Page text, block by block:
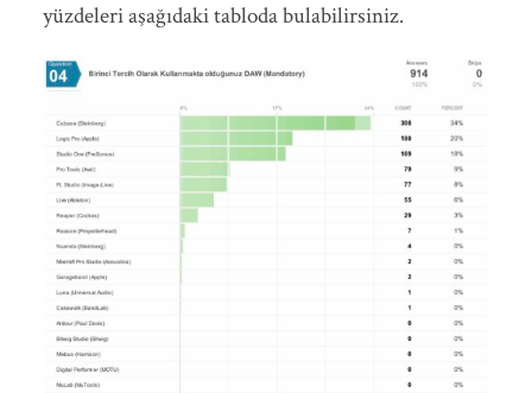
yüzdeleri aşağıdaki tabloda bulabilirsiniz.